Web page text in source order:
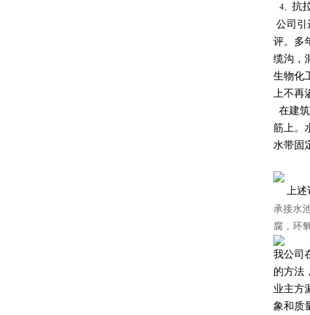
4、 抗
公司引
评。多
缆沟，
生物化
上不再
在建
筋上。
水带固
上述
承接水
腐，环
我公司
的方法
业主方
象和质